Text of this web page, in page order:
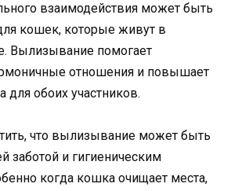
взаимодействия может быть
кошек, которые живут в
Вылизывание помогает
отношения и повышает
для обоих участников.
что вылизывание может быть
заботой и гигиеническим
когда кошка очищает места,